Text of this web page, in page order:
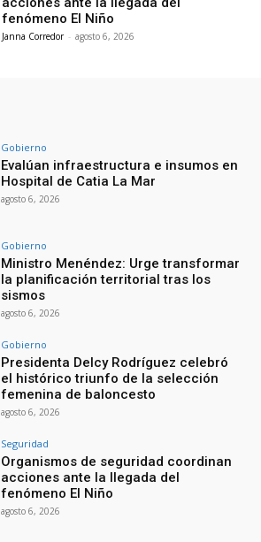
fenómeno El Niño
Janna Corredor - agosto 6, 2026
Gobierno
Evalúan infraestructura e insumos en
Hospital de Catia La Mar
agosto 6, 2026
Gobierno
Ministro Menéndez: Urge transformar
la planificación territorial tras los
sismos
agosto 6, 2026
Gobierno
Presidenta Delcy Rodríguez celebró
el histórico triunfo de la selección
femenina de baloncesto
agosto 6, 2026
Seguridad
Organismos de seguridad coordinan
acciones ante la llegada del
fenómeno El Niño
agosto 6, 2026